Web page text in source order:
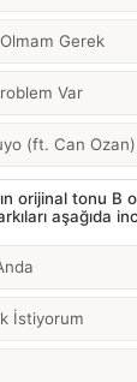
Gerek
Var
(ft. Can Ozan)
orijinal tonu B
aşağıda
İstiyorum